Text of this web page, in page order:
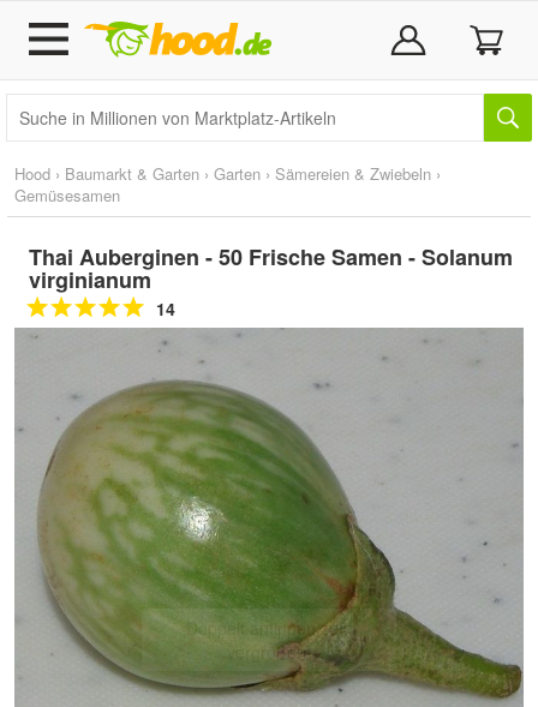
Hood › Baumarkt & Garten › Garten › Sämereien & Zwiebeln ›
Gemüsesamen
Thai Auberginen - 50 Frische Samen - Solanum
virginianum
14
Doppelt antippen zum
vergrößern